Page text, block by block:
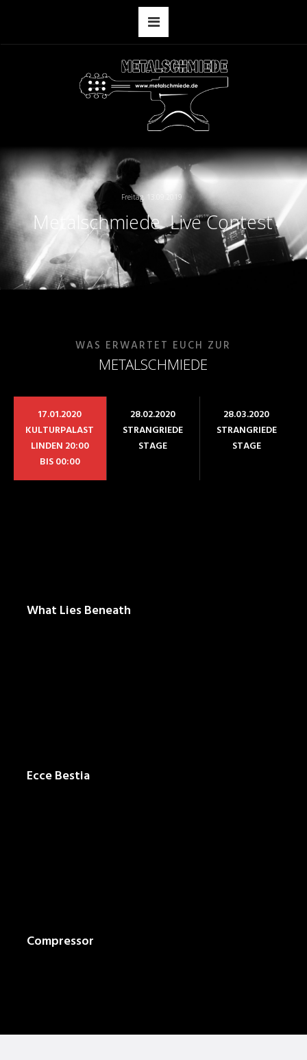
Freitag, 13.09.2019
Metalschmiede  Live Contest
WAS ERWARTET EUCH ZUR
METALSCHMIEDE
17.01.2020
KULTURPALAST
LINDEN 20:00
BIS 00:00
28.02.2020
STRANGRIEDE
STAGE
28.03.2020
STRANGRIEDE
STAGE
What Lies Beneath
Ecce Bestia
Compressor